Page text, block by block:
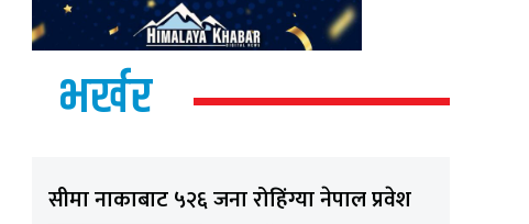
भर्खर
सीमा नाकाबाट ५२६ जना रोहिंग्या नेपाल प्रवेश